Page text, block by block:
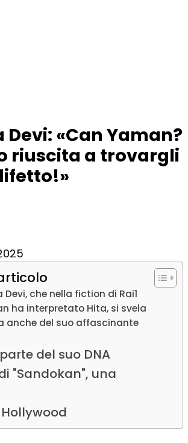
«Can Yaman?
riuscita a trovargli
Devi, che nella fiction di Rai1
ha interpretato Hita, si svela
anche del suo affascinante
del suo DNA
"Sandokan", una